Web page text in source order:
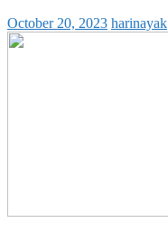
October 20, 2023 harinayak